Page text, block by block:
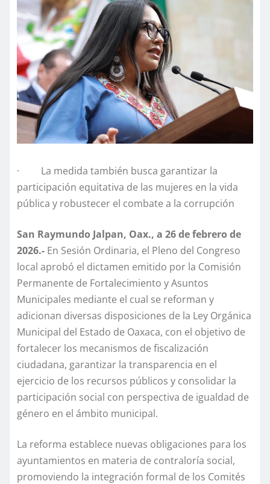
· La medida también busca garantizar la
participación equitativa de las mujeres en la vida
pública y robustecer el combate a la corrupción
San Raymundo Jalpan, Oax., a 26 de febrero de
2026.- En Sesión Ordinaria, el Pleno del Congreso
local aprobó el dictamen emitido por la Comisión
Permanente de Fortalecimiento y Asuntos
Municipales mediante el cual se reforman y
adicionan diversas disposiciones de la Ley Orgánica
Municipal del Estado de Oaxaca, con el objetivo de
fortalecer los mecanismos de fiscalización
ciudadana, garantizar la transparencia en el
ejercicio de los recursos públicos y consolidar la
participación social con perspectiva de igualdad de
género en el ámbito municipal.
La reforma establece nuevas obligaciones para los
ayuntamientos en materia de contraloría social,
promoviendo la integración formal de los Comités